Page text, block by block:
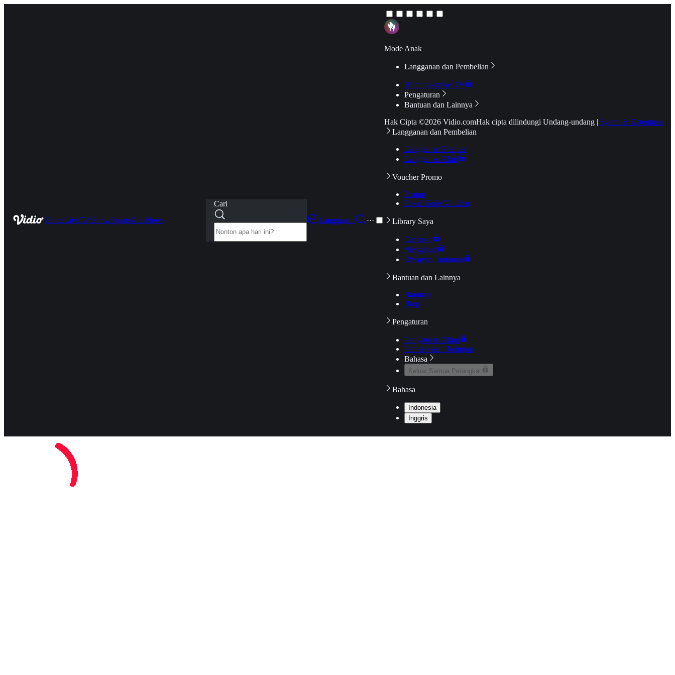
HomeLiveTV ShowSportsKidsNews
Cari
Langganan
···
Mode Anak
Langganan dan Pembelian
Hubungkan ke TV
Pengaturan
Bantuan dan Lainnya
Hak Cipta ©2026 Vidio.comHak cipta dilindungi Undang-undang | Syarat & Ketentuan
Langganan dan Pembelian
Langganan Premier
Langganan Aktif
Voucher Promo
Promo
Pakai Kode Voucher
Library Saya
Daftarku
Mengikuti
Riwayat Tontonan
Bantuan dan Lainnya
Bantuan
Blog
Pengaturan
Pengaturan Akun
Pemeriksaan Jaringan
Bahasa
Keluar Semua Perangkat
Bahasa
Indonesia
Inggris